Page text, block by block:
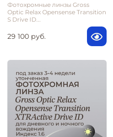
Фотохромные линзы Gross
Optic Relax Opensense Transition
S Drive ID...
29 100 руб.